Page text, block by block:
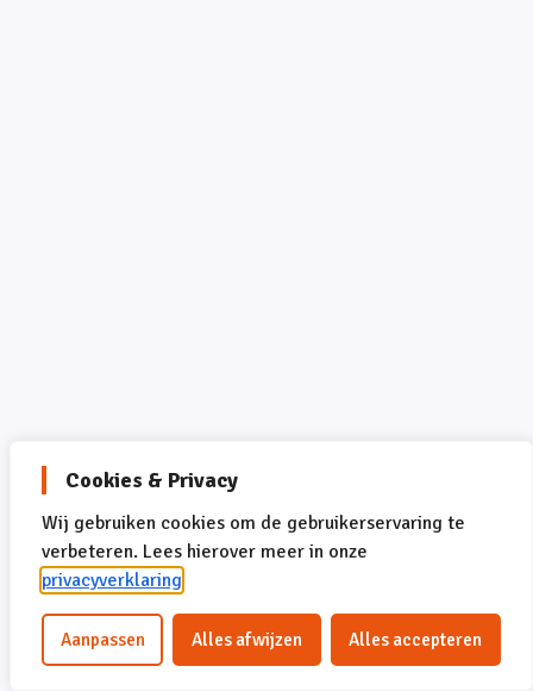
Cookies & Privacy
Wij gebruiken cookies om de gebruikerservaring te
verbeteren. Lees hierover meer in onze
privacyverklaring
Aanpassen Alles afwijzen Alles accepteren
Vorige